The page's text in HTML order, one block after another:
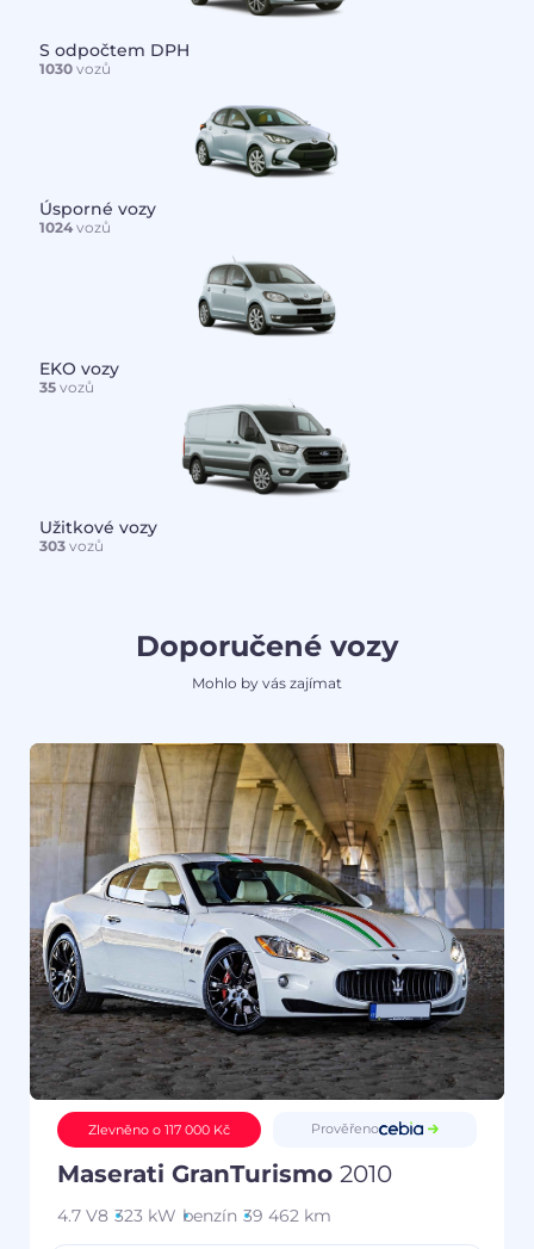
S odpočtem DPH
1030vozů
Úsporné vozy
1024vozů
EKO vozy
35vozů
Užitkové vozy
303vozů
Doporučené vozy
Mohlo by vás zajímat
Zlevněno o 117 000 Kč Prověřeno
Maserati GranTurismo 2010
4.7 V8 323 kW benzín 39 462 km